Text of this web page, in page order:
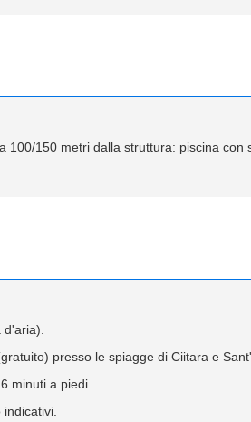
100/150 metri dalla struttura: piscina
presso le spiagge di Ciitara e
minuti a piedi.